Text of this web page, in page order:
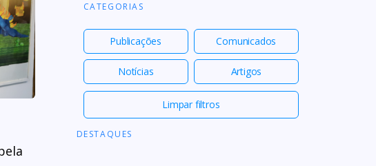
CATEGORIAS
Publicações Comunicados
Notícias Artigos
Limpar filtros
DESTAQUES